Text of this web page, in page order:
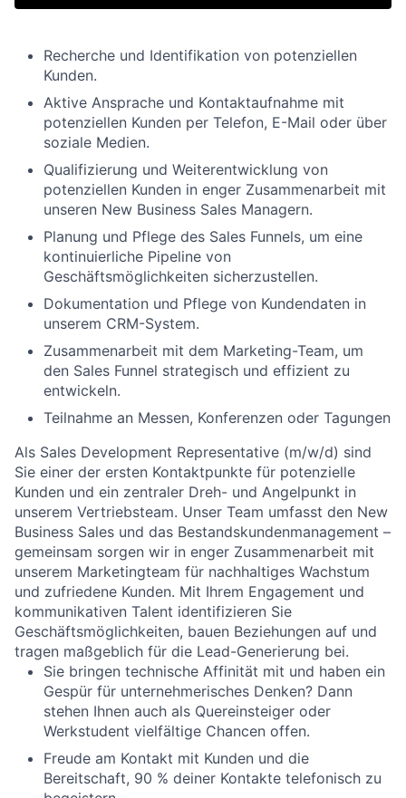
Recherche und Identifikation von potenziellen
Kunden.
Aktive Ansprache und Kontaktaufnahme mit
potenziellen Kunden per Telefon, E-Mail oder über
soziale Medien.
Qualifizierung und Weiterentwicklung von
potenziellen Kunden in enger Zusammenarbeit mit
unseren New Business Sales Managern.
Planung und Pflege des Sales Funnels, um eine
kontinuierliche Pipeline von
Geschäftsmöglichkeiten sicherzustellen.
Dokumentation und Pflege von Kundendaten in
unserem CRM-System.
Zusammenarbeit mit dem Marketing-Team, um
den Sales Funnel strategisch und effizient zu
entwickeln.
Teilnahme an Messen, Konferenzen oder Tagungen
Als Sales Development Representative (m/w/d) sind
Sie einer der ersten Kontaktpunkte für potenzielle
Kunden und ein zentraler Dreh- und Angelpunkt in
unserem Vertriebsteam. Unser Team umfasst den New
Business Sales und das Bestandskundenmanagement –
gemeinsam sorgen wir in enger Zusammenarbeit mit
unserem Marketingteam für nachhaltiges Wachstum
und zufriedene Kunden. Mit Ihrem Engagement und
kommunikativen Talent identifizieren Sie
Geschäftsmöglichkeiten, bauen Beziehungen auf und
tragen maßgeblich für die Lead-Generierung bei.
Sie bringen technische Affinität mit und haben ein
Gespür für unternehmerisches Denken? Dann
stehen Ihnen auch als Quereinsteiger oder
Werkstudent vielfältige Chancen offen.
Freude am Kontakt mit Kunden und die
Bereitschaft, 90 % deiner Kontakte telefonisch zu